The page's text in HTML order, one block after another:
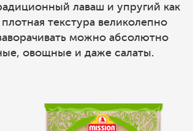
лаваш и упругий как
текстура великолепно
можно абсолютно
овощные и даже салаты.